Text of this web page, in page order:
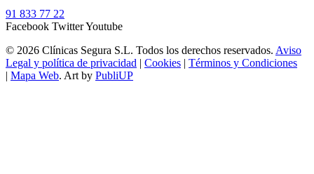
91 833 77 22
Facebook TwitterYoutube
© 2026 Clínicas Segura S.L. Todos los derechos reservados. Aviso
Legal y política de privacidad | Cookies | Términos y Condiciones
| Mapa Web. Art by PubliUP